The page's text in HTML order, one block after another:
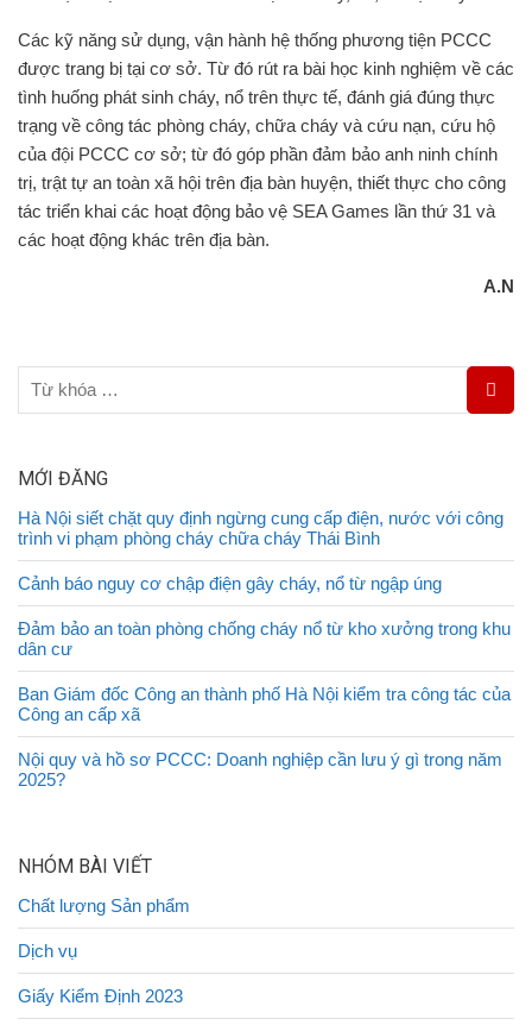
Các kỹ năng sử dụng, vận hành hệ thống phương tiện PCCC
được trang bị tại cơ sở. Từ đó rút ra bài học kinh nghiệm về các
tình huống phát sinh cháy, nổ trên thực tế, đánh giá đúng thực
trạng về công tác phòng cháy, chữa cháy và cứu nạn, cứu hộ
của đội PCCC cơ sở; từ đó góp phần đảm bảo anh ninh chính
trị, trật tự an toàn xã hội trên địa bàn huyện, thiết thực cho công
tác triển khai các hoạt động bảo vệ SEA Games lần thứ 31 và
các hoạt động khác trên địa bàn.
A.N
MỚI ĐĂNG
Hà Nội siết chặt quy định ngừng cung cấp điện, nước với công
trình vi phạm phòng cháy chữa cháy Thái Bình
Cảnh báo nguy cơ chập điện gây cháy, nổ từ ngập úng
Đảm bảo an toàn phòng chống cháy nổ từ kho xưởng trong khu
dân cư
Ban Giám đốc Công an thành phố Hà Nội kiểm tra công tác của
Công an cấp xã
Nội quy và hồ sơ PCCC: Doanh nghiệp cần lưu ý gì trong năm
2025?
NHÓM BÀI VIẾT
Chất lượng Sản phẩm
Dịch vụ
Giấy Kiểm Định 2023